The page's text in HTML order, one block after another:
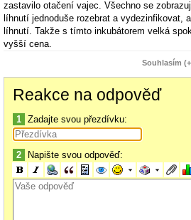
zastavilo otačení vajec. Všechno se
líhnutí jednoduše rozebrat a vydezinfikovat,
líhnutí. Takže s tímto inkubátorem velká
vyšší cena.
Souhlasím
Reakce na odpověď
1 Zadajte svou přezdívku:
2 Napište svou odpověď: